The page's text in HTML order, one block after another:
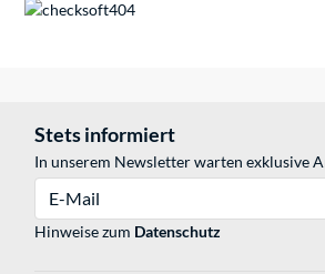
Stets informiert
In unserem Newsletter warten exklusive
Hinweise zum Datenschutz